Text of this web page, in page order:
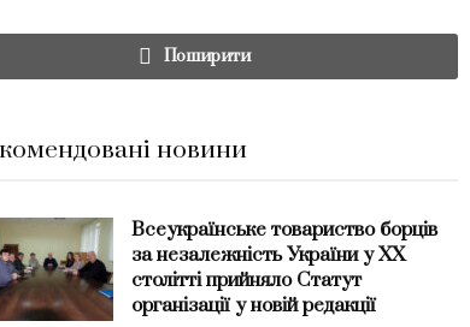
Поширити
новини
Всеукраїнське товариство борців
за незалежність України у ХХ
столітті прийняло Статут
організації у новій редакції